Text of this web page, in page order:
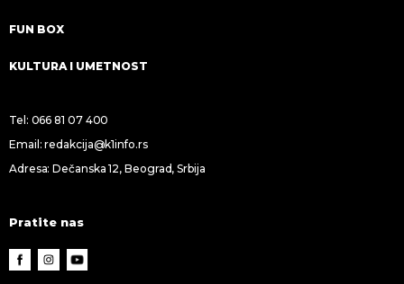
FUN BOX
KULTURA I UMETNOST
Tel: 066 81 07 400
Email:redakcija@k1info.rs
Adresa: Dečanska 12, Beograd, Srbija
Pratite nas